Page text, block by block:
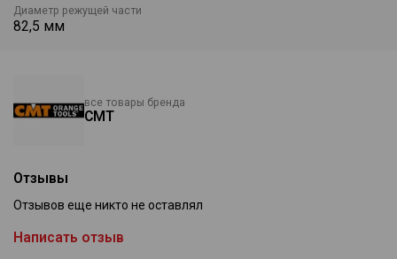
Диаметр режущей части
82,5 мм
все товары бренда
CMT
Отзывы
Отзывов еще никто не оставлял
Написать отзыв